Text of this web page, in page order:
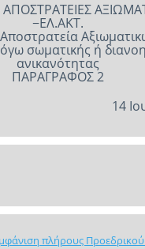
−ΕΛ.ΑΚΤ.
σωματικής ή
ανικανότητας
ΠΑΡΑΓΡΑΦΟΣ 2
14
πλήρους Προεδρικού